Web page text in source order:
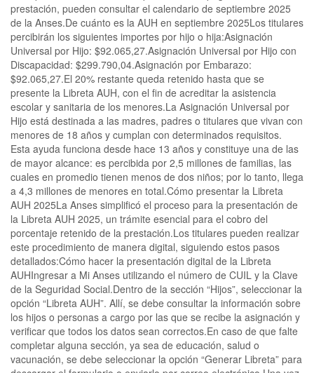
prestación, pueden consultar el calendario de septiembre 2025
de la Anses.De cuánto es la AUH en septiembre 2025Los titulares
percibirán los siguientes importes por hijo o hija:Asignación
Universal por Hijo: $92.065,27.Asignación Universal por Hijo con
Discapacidad: $299.790,04.Asignación por Embarazo:
$92.065,27.El 20% restante queda retenido hasta que se
presente la Libreta AUH, con el fin de acreditar la asistencia
escolar y sanitaria de los menores.La Asignación Universal por
Hijo está destinada a las madres, padres o titulares que vivan con
menores de 18 años y cumplan con determinados requisitos.
Esta ayuda funciona desde hace 13 años y constituye una de las
de mayor alcance: es percibida por 2,5 millones de familias, las
cuales en promedio tienen menos de dos niños; por lo tanto, llega
a 4,3 millones de menores en total.Cómo presentar la Libreta
AUH 2025La Anses simplificó el proceso para la presentación de
la Libreta AUH 2025, un trámite esencial para el cobro del
porcentaje retenido de la prestación.Los titulares pueden realizar
este procedimiento de manera digital, siguiendo estos pasos
detallados:Cómo hacer la presentación digital de la Libreta
AUHIngresar a Mi Anses utilizando el número de CUIL y la Clave
de la Seguridad Social.Dentro de la sección “Hijos”, seleccionar la
opción “Libreta AUH”. Allí, se debe consultar la información sobre
los hijos o personas a cargo por las que se recibe la asignación y
verificar que todos los datos sean correctos.En caso de que falte
completar alguna sección, ya sea de educación, salud o
vacunación, se debe seleccionar la opción “Generar Libreta” para